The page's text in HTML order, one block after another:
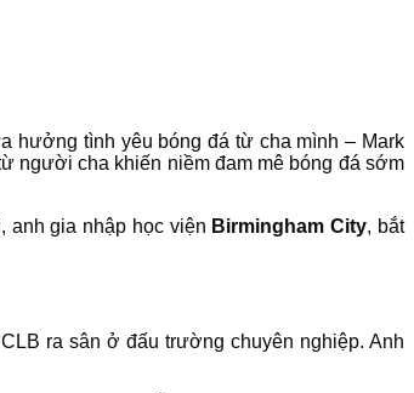
hưởng tình yêu bóng đá từ cha mình – Mark
người cha khiến niềm đam mê bóng đá sớm
anh gia nhập học viện Birmingham City, bắt
ra sân ở đấu trường chuyên nghiệp. Anh